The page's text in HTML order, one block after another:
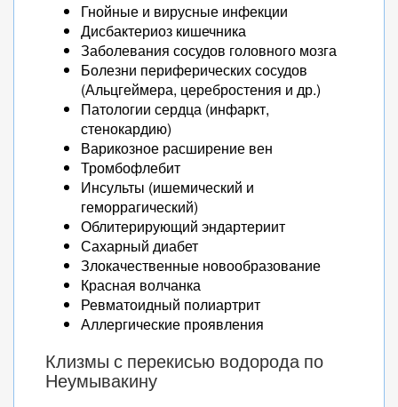
Гнойные и вирусные инфекции
Дисбактериоз кишечника
Заболевания сосудов головного мозга
Болезни периферических сосудов
(Альцгеймера, церебростения и др.)
Патологии сердца (инфаркт,
стенокардию)
Варикозное расширение вен
Тромбофлебит
Инсульты (ишемический и
геморрагический)
Облитерирующий эндартериит
Сахарный диабет
Злокачественные новообразование
Красная волчанка
Ревматоидный полиартрит
Аллергические проявления
Клизмы с перекисью водорода по
Неумывакину